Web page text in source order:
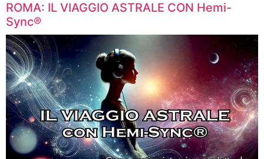
ROMA: IL VIAGGIO ASTRALE CON Hemi-
Sync®